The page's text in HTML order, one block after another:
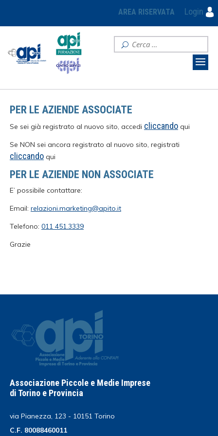
AREA RISERVATA Login
PER LE AZIENDE ASSOCIATE
Se sei già registrato al nuovo sito, accedi cliccando qui
Se NON sei ancora registrato al nuovo sito, registrati
cliccando qui
PER LE AZIENDE NON ASSOCIATE
E’ possibile contattare:
Email: relazioni.marketing@apito.it
Telefono: 011 451.3339
Grazie
Associazione Piccole e Medie Imprese
di Torino e Provincia
via Pianezza, 123 - 10151 Torino
C.F. 80088460011